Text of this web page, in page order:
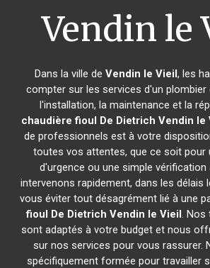
Vendin le
Dans la ville deVendin le Vieil, les
compter sur les services d'un plombier
l'installation, la maintenance et la
chaudière fioul De Dietrich Vendin le
de professionnels est à votre
toutes vos attentes, que ce soit pour
d'urgence ou une simple vérification
intervenons rapidement, dans les délais
vous éviter tout désagrément lié à une
fioul De Dietrich Vendin le Vieil. Nos
sont adaptés à votre budget et nous
sur nos services pour vous rassurer.
spécifiquement formée pour travailler